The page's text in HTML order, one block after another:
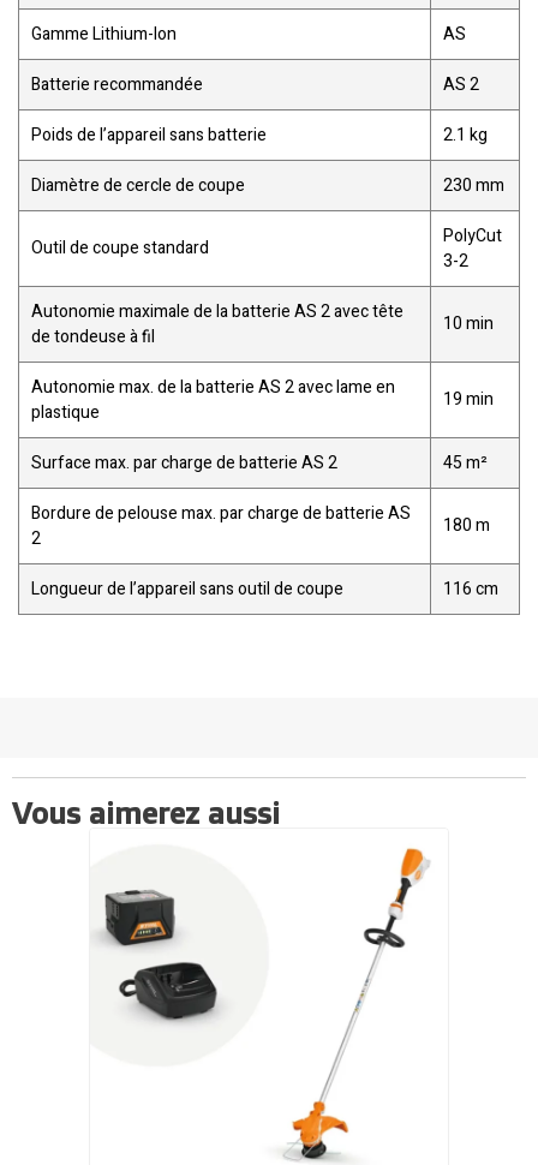
Gamme Lithium-Ion
AS
Batterie recommandée
AS 2
Poids de l’appareil sans batterie
2.1 kg
Diamètre de cercle de coupe
230 mm
Outil de coupe standard
PolyCut
3-2
Autonomie maximale de la batterie AS 2 avec tête
de tondeuse à fil
10 min
Autonomie max. de la batterie AS 2 avec lame en
plastique
19 min
Surface max. par charge de batterie AS 2
45 m²
Bordure de pelouse max. par charge de batterie AS
2
180 m
Longueur de l’appareil sans outil de coupe 116 cm
Vous aimerez aussi